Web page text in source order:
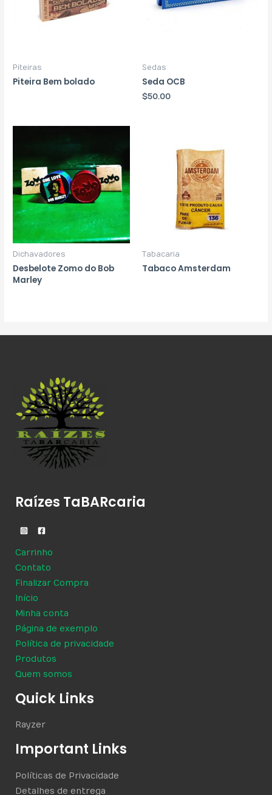
Piteiras
Piteira Bem bolado
Sedas
Seda OCB
$50.00
Dichavadores
Desbelote Zomo do Bob
Marley
Tabacaria
Tabaco Amsterdam
Raízes TaBARcaria
Carrinho
Contato
Finalizar Compra
Início
Minha conta
Página de exemplo
Política de privacidade
Produtos
Quem somos
Quick Links
Rayzer
Important Links
Políticas de Privacidade
Detalhes de entrega